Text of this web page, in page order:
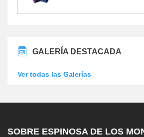
GALERÍA DESTACADA
Ver todas las Galerías
SOBRE ESPINOSA DE LOS